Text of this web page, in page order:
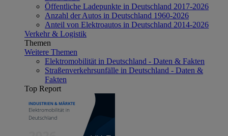
Öffentliche Ladepunkte in Deutschland 2017-2026
Anzahl der Autos in Deutschland 1960-2026
Anteil von Elektroautos in Deutschland 2014-2026
Verkehr & Logistik
Themen
Weitere Themen
Elektromobilität in Deutschland - Daten & Fakten
Straßenverkehrsunfälle in Deutschland - Daten &
Fakten
Top Report